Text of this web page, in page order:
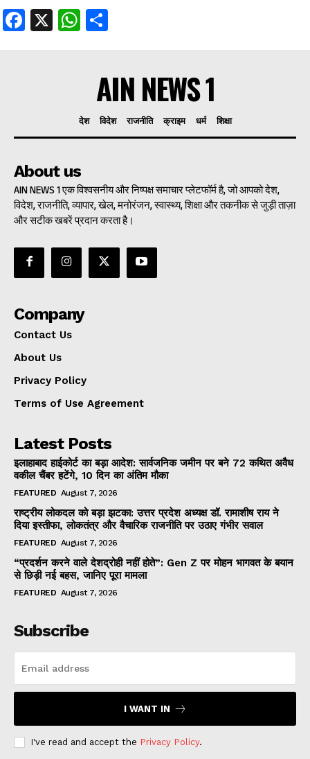
Facebook
X WhatsApp
AIN NEWS 1
देश विदेश राजनीति क्राइम धर्म शिक्षा
About us
AIN NEWS 1 एक विश्वसनीय और निष्पक्ष समाचार प्लेटफॉर्म है, जो आपको देश,
विदेश, राजनीति, व्यापार, खेल, मनोरंजन, स्वास्थ्य, शिक्षा और तकनीक से जुड़ी ताज़ा
और सटीक खबरें प्रदान करता है।
Company
Contact Us
About Us
Privacy Policy
Terms of Use Agreement
Latest Posts
इलाहाबाद हाईकोर्ट का बड़ा आदेश: सार्वजनिक जमीन पर बने 72 कथित अवैध
वकील चैंबर हटेंगे, 10 दिन का अंतिम मौका
FEATURED August 7, 2026
राष्ट्रीय लोकदल को बड़ा झटका: उत्तर प्रदेश अध्यक्ष डॉ. रामाशीष राय ने
दिया इस्तीफा, लोकतंत्र और वैचारिक राजनीति पर उठाए गंभीर सवाल
FEATURED August 7, 2026
“प्रदर्शन करने वाले देशद्रोही नहीं होते”: Gen Z पर मोहन भागवत के बयान
से छिड़ी नई बहस, जानिए पूरा मामला
FEATURED August 7, 2026
Subscribe
I WANT IN
I've read and accept the Privacy Policy.